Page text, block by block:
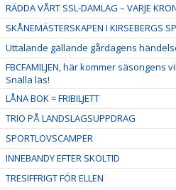
RÄDDA VÅRT SSL-DAMLAG – VARJE
SKÅNEMÄSTERSKAPEN I KIRSEBERGS
Uttalande gällande gårdagens
FBCFAMILJEN, här kommer säsongens
Snälla läs!
LÅNA BOK = FRIBILJETT
TRIO PÅ LANDSLAGSUPPDRAG
SPORTLOVSCAMPER
INNEBANDY EFTER SKOLTID
TRESIFFRIGT FÖR ELLEN